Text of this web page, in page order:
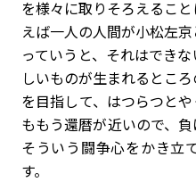
を様々に取りそろえるこ
えば一人の人間が小松左
っていうと、それはでき
しいものが生まれるとこ
を目指して、はつらつと
ももう還暦が近いので、
そういう闘争心をかき立
す。